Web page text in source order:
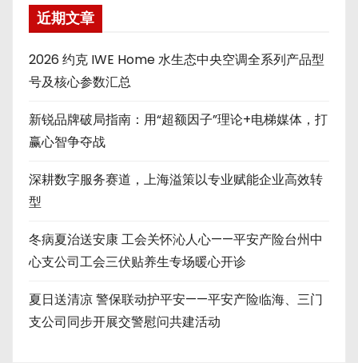
近期文章
2026 约克 IWE Home 水生态中央空调全系列产品型
号及核心参数汇总
新锐品牌破局指南：用“超额因子”理论+电梯媒体，打
赢心智争夺战
深耕数字服务赛道，上海溢策以专业赋能企业高效转
型
冬病夏治送安康 工会关怀沁人心——平安产险台州中
心支公司工会三伏贴养生专场暖心开诊
夏日送清凉 警保联动护平安——平安产险临海、三门
支公司同步开展交警慰问共建活动